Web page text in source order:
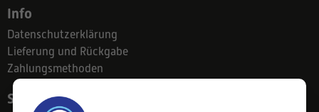
Info
Datenschutzerklärung
Lieferung und Rückgabe
Zahlungsmethoden
Suodatinkeskus